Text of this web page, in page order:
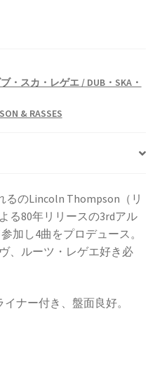
・スカ・レゲエ / DUB・SKA・
& RASSES
るのLincoln Thompson（リ
る80年リリースの3rdアル
加し4曲をプロデュース。
、ルーツ・レゲエ好き必
ナー付き、盤面良好。